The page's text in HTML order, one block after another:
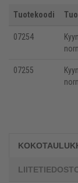
Tuotekoodi
07254
07255